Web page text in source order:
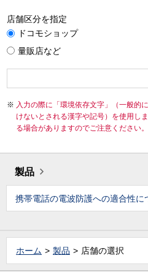
店舗区分を指定
ドコモショップ
量販店など
入力の際に「環境依存文字」（一般的
けないとされる漢字や記号）を使用し
る場合がありますのでご注意ください。
製品
携帯電話の電波防護への適合性に
ホーム 製品 店舗の選択